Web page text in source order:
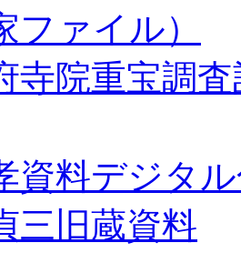
ファイル）
寺院重宝調
資料デジタ
三旧蔵資料